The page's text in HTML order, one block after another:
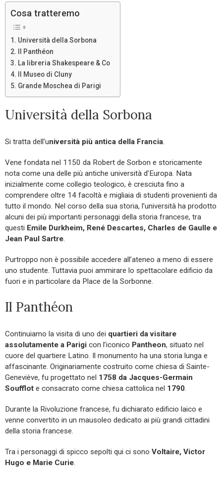
Cosa tratteremo
Università della Sorbona
Il Panthéon
La libreria Shakespeare & Co
Il Museo di Cluny
Grande Moschea di Parigi
Università della Sorbona
Si tratta dell’università più antica della Francia.
Vene fondata nel 1150 da Robert de Sorbon e storicamente
nota come una delle più antiche università d’Europa. Nata
inizialmente come collegio teologico, è cresciuta fino a
comprendere oltre 14 facoltà e migliaia di studenti provenienti da
tutto il mondo. Nel corso della sua storia, l’università ha prodotto
alcuni dei più importanti personaggi della storia francese, tra
questi Emile Durkheim, René Descartes, Charles de Gaulle e
Jean Paul Sartre.
Purtroppo non è possibile accedere all’ateneo a meno di essere
uno studente. Tuttavia puoi ammirare lo spettacolare edificio da
fuori e in particolare da Place de la Sorbonne.
Il Panthéon
Continuiamo la visita di uno dei quartieri da visitare
assolutamente a Parigi con l’iconico Pantheon, situato nel
cuore del quartiere Latino. Il monumento ha una storia lunga e
affascinante. Originariamente costruito come chiesa di Sainte-
Geneviève, fu progettato nel 1758 da Jacques-Germain
Soufflot e consacrato come chiesa cattolica nel 1790.
Durante la Rivoluzione francese, fu dichiarato edificio laico e
venne convertito in un mausoleo dedicato ai più grandi cittadini
della storia francese.
Tra i personaggi di spicco sepolti qui ci sono Voltaire, Victor
Hugo e Marie Curie.